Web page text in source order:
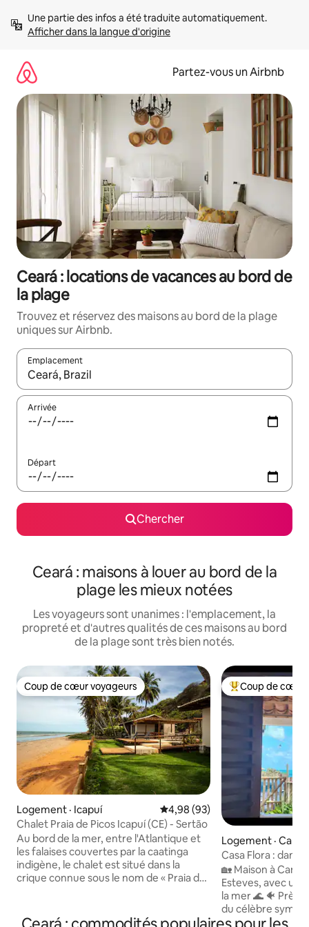
directement
Afficher dans la langue d'origine
Partez-vous un Airbnb
Ceará : locations de vacances au bord de
la plage
Trouvez et réservez des maisons au bord de la plage
uniques sur Airbnb.
Emplacement
Quand les résultats sont affichés, parcourez-les en utilisant
Arrivée
Départ
Chercher
Ceará : maisons à louer au bord de la
plage les mieux notées
Les voyageurs sont unanimes : l'emplacement, la
propreté et d'autres qualités de ces maisons au bord
de la plage sont très bien notés.
Coup de cœur voyageurs
Coup de cœur voyageurs
Logement · Icapuí Note moyenne de 4,98 sur 5,
4,98 (93)
Chalet Praia de Picos Icapuí (CE) - Sertão
Au bord de la mer, entre l'Atlantique et
les falaises couvertes par la caatinga
indigène, le chalet est situé dans la
crique connue sous le nom de « Praia de
vous pouvez également réserver ici) et
Coup de cœur
Coup de cœur
Logement ·
a
Casa Flora : dans
avec vue sur la
🏡 Maison à
Esteves, avec
la mer 🌊 🐠 Près des piscines naturelles,
du célèbre
meilleurs bars de plage 🏖️